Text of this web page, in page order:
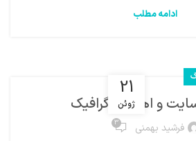
ادامه مطلب
21
ژوئن
و اهمیت گرافیک
فرشید بهمنی 3